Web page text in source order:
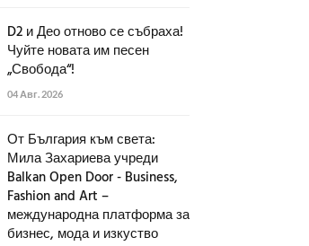
D2 и Део отново се събраха!
Чуйте новата им песен
„Свобода“!
04 Авг. 2026
От България към света:
Мила Захариева учреди
Balkan Open Door - Business,
Fashion and Art –
международна платформа за
бизнес, мода и изкуство